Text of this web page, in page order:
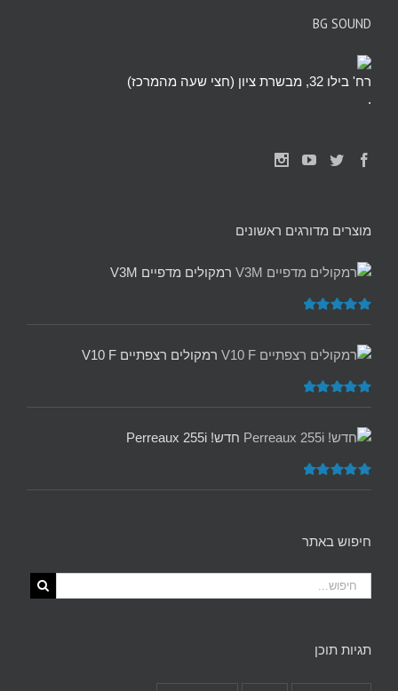
BG SOUND
רח' בילו 32, מבשרת ציון (חצי שעה מהמרכז)
.
מוצרים מדורגים ראשונים
רמקולים מדפיים V3M
דורג5.00
רמקולים רצפתיים V10 F
דורג5.00
חדש! Perreaux 255i
דורג5.00
חיפוש באתר
תגיות תוכן